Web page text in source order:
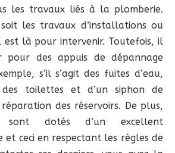
les travaux liés à la plomberie.
soit les travaux d’installations ou
est là pour intervenir. Toutefois, il
pour des appuis de dépannage
s’il s’agit des fuites d’eau,
des toilettes et d’un siphon de
des réservoirs. De plus,
sont dotés d’un excellent
et ceci en respectant les règles de